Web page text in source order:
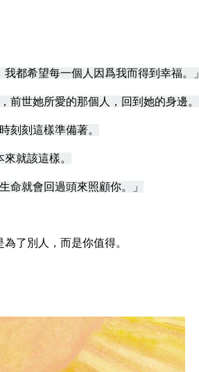
都希望每一個人因爲我而得到幸福。」
前世她所愛的那個人，回到她的身邊。
刻刻這樣準備著。
就該這樣。
命就會回過頭來照顧你。」
了別人，而是你值得。